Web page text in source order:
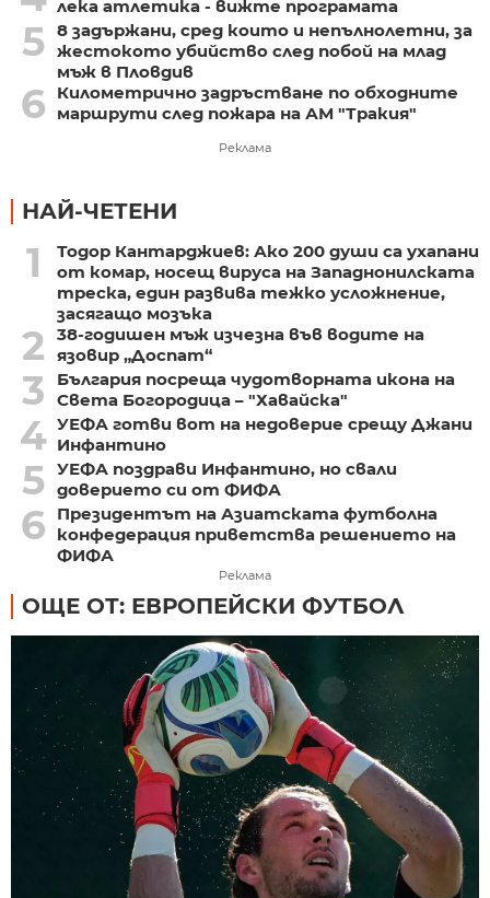
лека атлетика - вижте програмата
5 8 задържани, сред които и непълнолетни, за
жестокото убийство след побой на млад
мъж в Пловдив
6
Километрично задръстване по обходните
маршрути след пожара на АМ "Тракия"
Реклама
НАЙ-ЧЕТЕНИ
1
Тодор Кантарджиев: Ако 200 души са ухапани
от комар, носещ вируса на Западнонилската
треска, един развива тежко усложнение,
засягащо мозъка
2
38-годишен мъж изчезна във водите на
язовир „Доспат“
3
България посреща чудотворната икона на
Света Богородица – "Хавайска"
4 УЕФА готви вот на недоверие срещу Джани
Инфантино
5 УЕФА поздрави Инфантино, но свали
доверието си от ФИФА
6
Президентът на Азиатската футболна
конфедерация приветства решението на
ФИФА
Реклама
ОЩЕ ОТ: ЕВРОПЕЙСКИ ФУТБОЛ